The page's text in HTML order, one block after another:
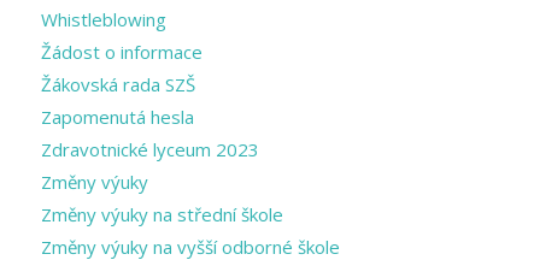
Whistleblowing
Žádost o informace
Žákovská rada SZŠ
Zapomenutá hesla
Zdravotnické lyceum 2023
Změny výuky
Změny výuky na střední škole
Změny výuky na vyšší odborné škole